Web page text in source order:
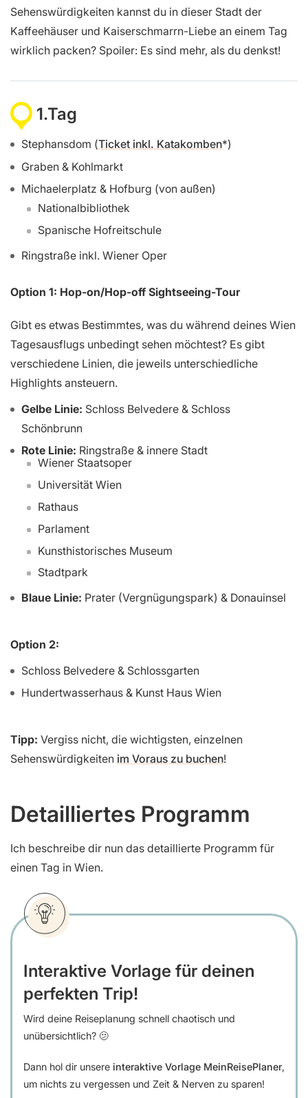
Sehenswürdigkeiten kannst du in dieser Stadt der
Kaffeehäuser und Kaiserschmarrn-Liebe an einem Tag
wirklich packen? Spoiler: Es sind mehr, als du denkst!
1.Tag
Stephansdom (Ticket inkl. Katakomben )
Graben & Kohlmarkt
Michaelerplatz & Hofburg (von außen)
Nationalbibliothek
Spanische Hofreitschule
Ringstraße inkl. Wiener Oper
Option 1: Hop-on/Hop-off Sightseeing-Tour
Gibt es etwas Bestimmtes, was du während deines Wien
Tagesausflugs unbedingt sehen möchtest? Es gibt
verschiedene Linien, die jeweils unterschiedliche
Highlights ansteuern.
Gelbe Linie: Schloss Belvedere & Schloss
Schönbrunn
Rote Linie: Ringstraße & innere Stadt
Wiener Staatsoper
Universität Wien
Rathaus
Parlament
Kunsthistorisches Museum
Stadtpark
Blaue Linie: Prater (Vergnügungspark) & Donauinsel
Option 2:
Schloss Belvedere & Schlossgarten
Hundertwasserhaus & Kunst Haus Wien
Tipp: Vergiss nicht, die wichtigsten, einzelnen
Sehenswürdigkeiten im Voraus zu buchen!
Detailliertes Programm
Ich beschreibe dir nun das detaillierte Programm für
einen Tag in Wien.
Interaktive Vorlage für deinen
perfekten Trip!
Wird deine Reiseplanung schnell chaotisch und
unübersichtlich? 🫤
Dann hol dir unsere interaktive Vorlage MeinReisePlaner,
um nichts zu vergessen und Zeit & Nerven zu sparen!